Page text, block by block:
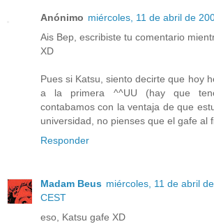
Anónimo miércoles, 11 de abril de
Ais Bep, escribiste tu comentario
XD
Pues si Katsu, siento decirte que hoy
a la primera ^^UU (hay que
contabamos con la ventaja de que
universidad, no pienses que el gafe al
Responder
Madam Beus miércoles, 11 de abril
CEST
eso, Katsu gafe XD